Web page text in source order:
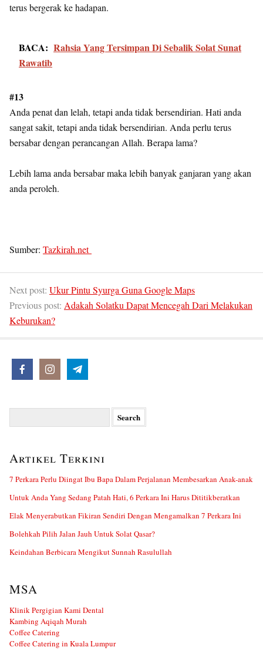
terus bergerak ke hadapan.
BACA: Rahsia Yang Tersimpan Di Sebalik Solat Sunat
Rawatib
#13
Anda penat dan lelah, tetapi anda tidak bersendirian. Hati anda
sangat sakit, tetapi anda tidak bersendirian. Anda perlu terus
bersabar dengan perancangan Allah. Berapa lama?
Lebih lama anda bersabar maka lebih banyak ganjaran yang akan
anda peroleh.
Sumber: Tazkirah.net
Next post: Ukur Pintu Syurga Guna Google Maps
Previous post: Adakah Solatku Dapat Mencegah Dari Melakukan
Keburukan?
Artikel Terkini
7 Perkara Perlu Diingat Ibu Bapa Dalam Perjalanan Membesarkan Anak-anak
Untuk Anda Yang Sedang Patah Hati, 6 Perkara Ini Harus Dititikberatkan
Elak Menyerabutkan Fikiran Sendiri Dengan Mengamalkan 7 Perkara Ini
Bolehkah Pilih Jalan Jauh Untuk Solat Qasar?
Keindahan Berbicara Mengikut Sunnah Rasulullah
MSA
Klinik Pergigian Kami Dental
Kambing Aqiqah Murah
Coffee Catering
Coffee Catering in Kuala Lumpur